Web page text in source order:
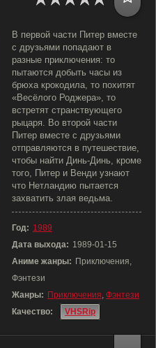
В первой части Питер вместе
с друзьями попадают в
разные приключения: то
пытаются добыть часы из
брюха крокодила, то похитят
«Весёлого Роджера», то
встретят странствующего
рыцаря. Во второй части
Питер вместе с друзьями
отправляются в путешествие,
чтобы найти Динь-Динь, кроме
того, Питер и Венди узнают
что Нетландию пытается
захватить злая ведьма.
Год: 1989
Дата выхода: 1989-01-15
Аниме жанры: Приключения,
Фэнтези
Жанры: Приключения, Фэнтези
Качество:
VHSRip